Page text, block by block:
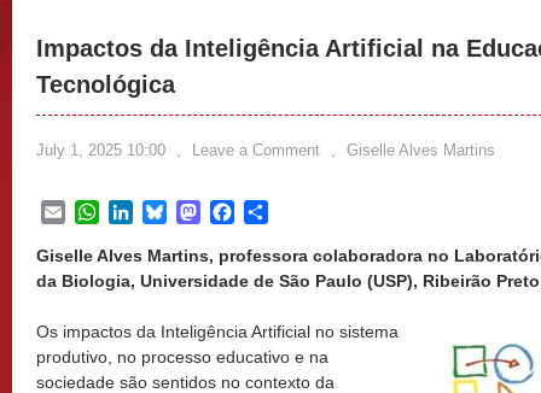
Impactos da Inteligência Artificial na
Tecnológica
July 1, 2025 10:00 , Leave a Comment , Giselle Alves Martins
EmailWhatsApp
LinkedInBlueskyMastodonFacebook
Giselle Alves Martins, professora colaboradora no
da Biologia, Universidade de São Paulo (USP), Ribeirão
Os impactos da Inteligência Artificial no sistema
produtivo, no processo educativo e na
sociedade são sentidos no contexto da